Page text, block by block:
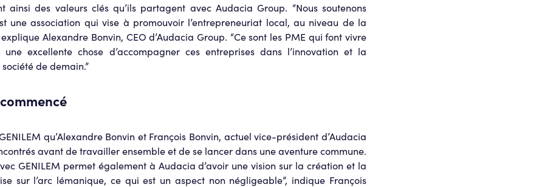
ainsi des valeurs clés qu’ils partagent avec Audacia Group. “Nous soutenons
une association qui vise à promouvoir l’entrepreneuriat local, au niveau de la
explique Alexandre Bonvin, CEO d’Audacia Group. “Ce sont les PME qui font vivre
une excellente chose d’accompagner ces entreprises dans l’innovation et la
de demain.”
qu’Alexandre Bonvin et François Bonvin, actuel vice-président d’Audacia
avant de travailler ensemble et de se lancer dans une aventure commune.
GENILEM permet également à Audacia d’avoir une vision sur la création et la
sur l’arc lémanique, ce qui est un aspect non négligeable”, indique François